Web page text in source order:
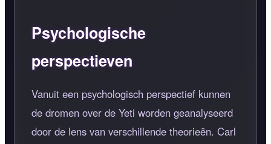
Psychologische
perspectieven
Vanuit een psychologisch perspectief kunnen
de dromen over de Yeti worden geanalyseerd
door de lens van verschillende theorieën. Carl